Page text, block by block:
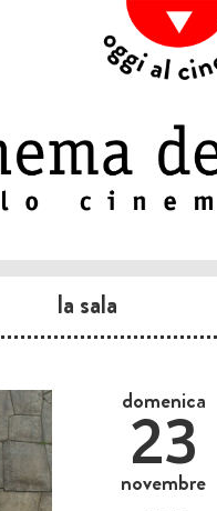
la sala
domenica
23
novembre